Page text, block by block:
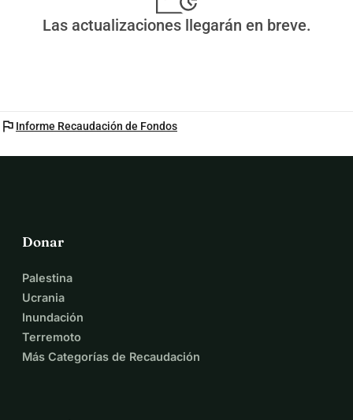
Las actualizaciones llegarán en breve.
flag Informe Recaudación de Fondos
Donar
Palestina
Ucrania
Inundación
Terremoto
Más Categorías de Recaudación